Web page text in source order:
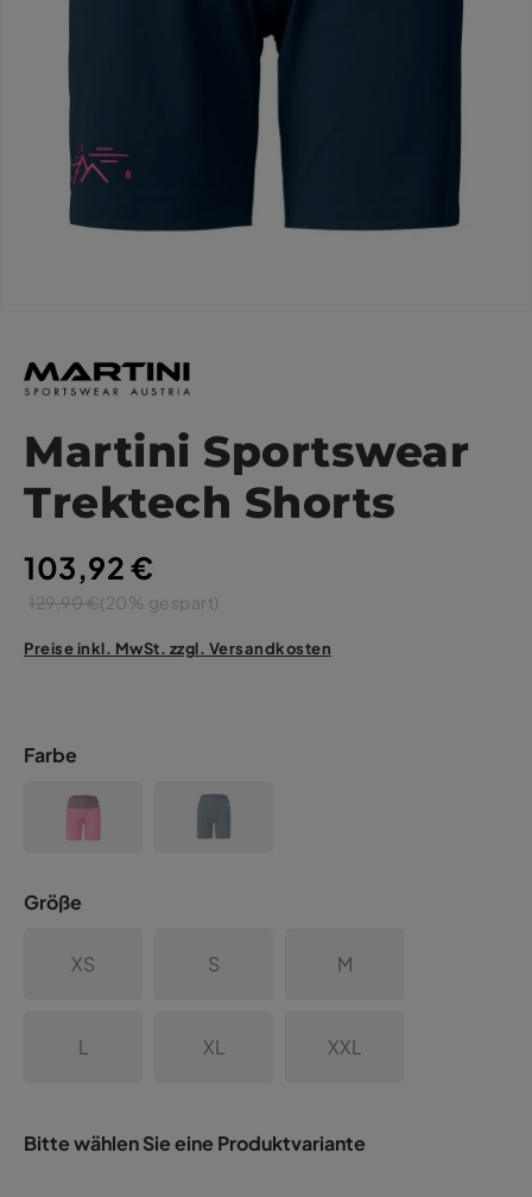
Martini Sportswear
Trektech Shorts
103,92 €
129,90 €(20% gespart)
Preise inkl. MwSt. zzgl. Versandkosten
Farbe
Größe
XS S M
L XL XXL
Bitte wählen Sie eine Produktvariante